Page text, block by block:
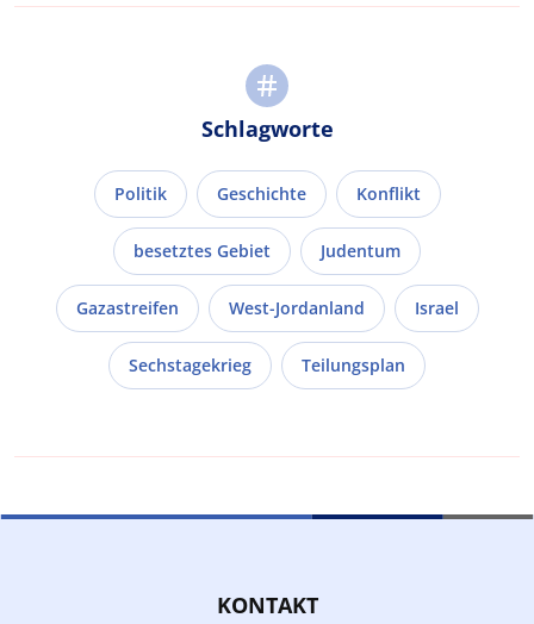
Schlagworte
Politik Geschichte Konflikt
besetztes Gebiet Judentum
Gazastreifen West-Jordanland Israel
Sechstagekrieg Teilungsplan
KONTAKT